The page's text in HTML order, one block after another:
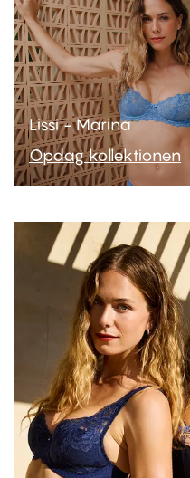
Lissi - Marina
Opdag kollektionen